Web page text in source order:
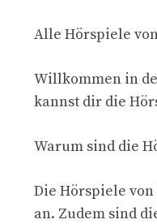
Alle Hörspiele
Willkommen in
kannst dir die
Warum sind die
Die Hörspiele
an. Zudem sind